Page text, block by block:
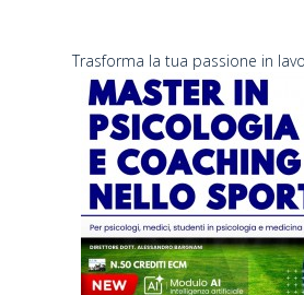
Trasforma la tua passione in